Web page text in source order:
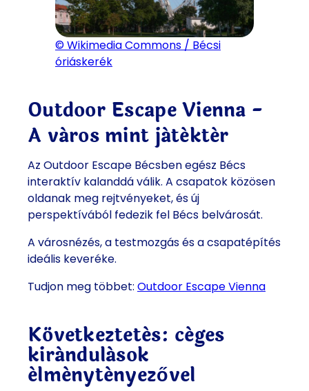
© Wikimedia Commons / Bécsi
óriáskerék
Outdoor Escape Vienna -
A város mint játéktér
Az Outdoor Escape Bécsben egész Bécs
interaktív kalanddá válik. A csapatok közösen
oldanak meg rejtvényeket, és új
perspektívából fedezik fel Bécs belvárosát.
A városnézés, a testmozgás és a csapatépítés
ideális keveréke.
Tudjon meg többet: Outdoor Escape Vienna
Következtetés: céges
kirándulások
élménytényezővel